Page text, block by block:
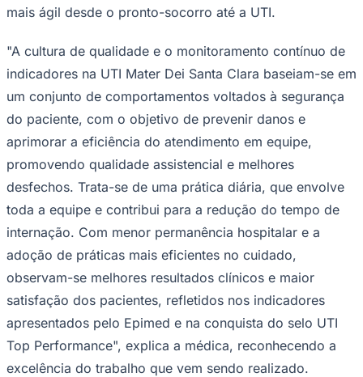
Santos
mais ágil desde o pronto-socorro até a UTI.
"A cultura de qualidade e o monitoramento contínuo de
indicadores na UTI Mater Dei Santa Clara baseiam-se em
um conjunto de comportamentos voltados à segurança
do paciente, com o objetivo de prevenir danos e
aprimorar a eficiência do atendimento em equipe,
promovendo qualidade assistencial e melhores
desfechos. Trata-se de uma prática diária, que envolve
toda a equipe e contribui para a redução do tempo de
internação. Com menor permanência hospitalar e a
adoção de práticas mais eficientes no cuidado,
observam-se melhores resultados clínicos e maior
satisfação dos pacientes, refletidos nos indicadores
apresentados pelo Epimed e na conquista do selo UTI
Top Performance", explica a médica, reconhecendo a
excelência do trabalho que vem sendo realizado.